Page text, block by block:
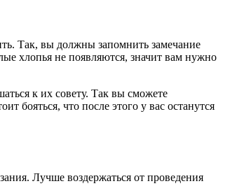
Так, вы должны запомнить замечание
хлопья не появляются, значит вам нужно
к их совету. Так вы сможете
бояться, что после этого у вас останутся
Лучше воздержаться от проведения